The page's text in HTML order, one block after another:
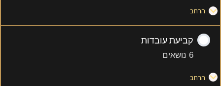
הרחב
קביעת עובדות
6 נושאים
הרחב